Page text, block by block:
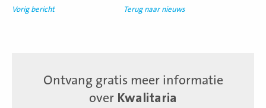
Vorig bericht Terug naar nieuws
Ontvang gratis meer informatie
over Kwalitaria